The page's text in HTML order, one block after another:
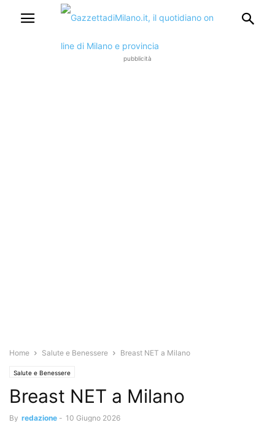
pubblicità
Home Salute e Benessere Breast NET a Milano
Salute e Benessere
Breast NET a Milano
By redazione - 10 Giugno 2026